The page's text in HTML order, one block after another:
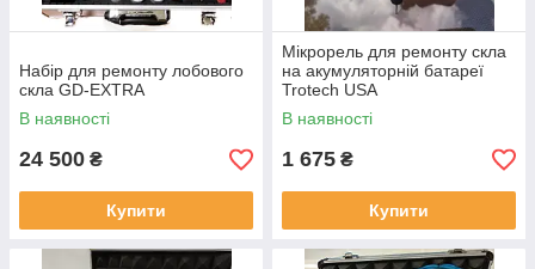
Набір для ремонту лобового
скла GD-EXTRA
В наявності
24 500 ₴
Купити
Мікрорель для ремонту скла
на акумуляторній батареї
Trotech USA
В наявності
1 675 ₴
Купити